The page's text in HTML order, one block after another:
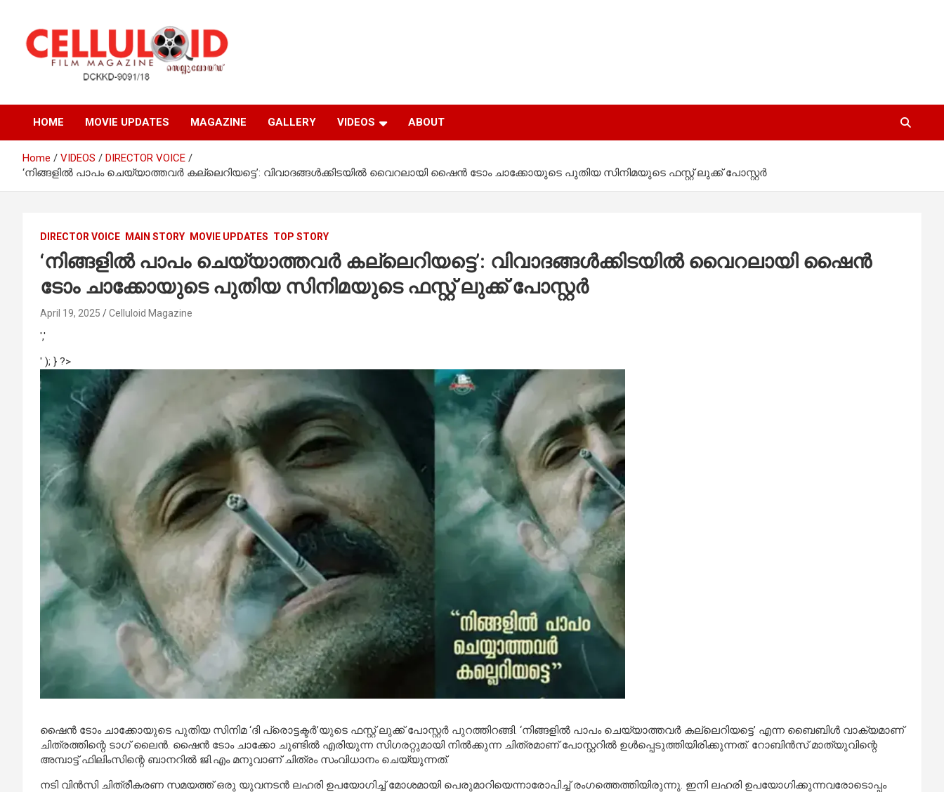
content
celluloid
HOME MOVIE UPDATES MAGAZINE GALLERY VIDEOS ABOUT
Home VIDEOS
DIRECTOR VOICE
‘നിങ്ങളിൽ പാപം ചെയ്യാത്തവർ കല്ലെറിയട്ടെ’: വിവാദങ്ങൾക്കിടയിൽ വൈറലായി ഷൈൻ ടോം ചാക്കോയുടെ പുതിയ സിനിമയുടെ ഫസ്റ്റ് ലുക്ക് പോസ്റ്റർ
DIRECTOR VOICE MAIN STORY MOVIE UPDATES TOP STORY
‘നിങ്ങളിൽ പാപം ചെയ്യാത്തവർ കല്ലെറിയട്ടെ’: വിവാദങ്ങൾക്കിടയിൽ വൈറലായി ഷൈൻ
ടോം ചാക്കോയുടെ പുതിയ സിനിമയുടെ ഫസ്റ്റ് ലുക്ക് പോസ്റ്റർ
April 19, 2025 Celluloid Magazine
','
' ); } ?>
ഷൈൻ ടോം ചാക്കോയുടെ പുതിയ സിനിമ ‘ദി പ്രൊട്ടക്ടർ’യുടെ ഫസ്റ്റ് ലുക്ക് പോസ്റ്റർ പുറത്തിറങ്ങി. ‘നിങ്ങളിൽ പാപം ചെയ്യാത്തവർ കല്ലെറിയട്ടെ’ എന്ന ബൈബിള്‍ വാക്യമാണ്
ചിത്രത്തിന്റെ ടാഗ് ലൈൻ. ഷൈൻ ടോം ചാക്കോ ചുണ്ടിൽ എരിയുന്ന സിഗരറ്റുമായി നിൽക്കുന്ന ചിത്രമാണ് പോസ്റ്ററിൽ ഉൾപ്പെടുത്തിയിരിക്കുന്നത്. റോബിൻസ് മാത്യുവിന്റെ
അമ്പാട്ട് ഫിലിംസിന്റെ ബാനറിൽ ജി.എം മനുവാണ് ചിത്രം സംവിധാനം ചെയ്യുന്നത്.
നടി വിൻസി ചിത്രീകരണ സമയത്ത് ഒരു യുവനടൻ ലഹരി ഉപയോഗിച്ച് മോശമായി പെരുമാറിയെന്നാരോപിച്ച് രംഗത്തെത്തിയിരുന്നു. ഇനി ലഹരി ഉപയോഗിക്കുന്നവരോടൊപ്പം